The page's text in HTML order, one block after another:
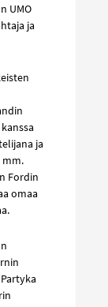
UMO
ja
ja
mm.
Fordin
omaa